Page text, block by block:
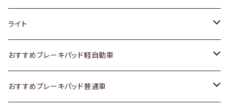
ホンダ
スズキ
日産
トヨタ
ホンダ
スズキ
ライト
トヨタ
スズキ
おすすめブレーキパッド軽自動車
トヨタ
おすすめブレーキパッド普通車